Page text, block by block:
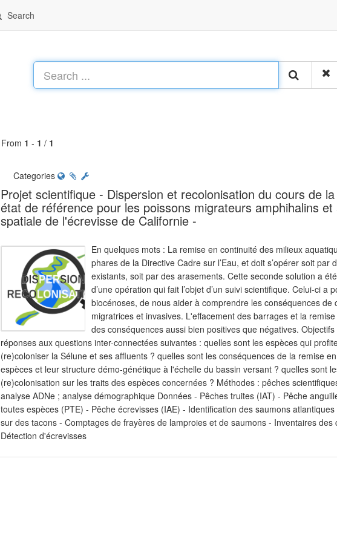
Search
From 1 - 1 / 1
Categories
Projet scientifique - Dispersion et recolonisation du cours de
état de référence pour les poissons migrateurs amphihalins
spatiale de l'écrevisse de Californie -
En quelques mots : La remise en continuité des milieux
phares de la Directive Cadre sur l’Eau, et doit s’opérer soit
existants, soit par des arasements. Cette seconde solution a
d’une opération qui fait l’objet d’un suivi scientifique. Celui-ci
biocénoses, de nous aider à comprendre les conséquences de
migratrices et invasives. L'effacement des barrages et la
des conséquences aussi bien positives que négatives.
réponses aux questions inter-connectées suivantes : quelles sont les espèces qui
(re)coloniser la Sélune et ses affluents ? quelles sont les conséquences de la remise
espèces et leur structure démo-génétique à l'échelle du bassin versant ? quelles sont
(re)colonisation sur les traits des espèces concernées ? Méthodes : pêches
analyse ADNe ; analyse démographique Données - Pêches truites (IAT) - Pêche
toutes espèces (PTE) - Pêche écrevisses (IAE) - Identification des saumons
sur des tacons - Comptages de frayères de lamproies et de saumons - Inventaires
Détection d'écrevisses